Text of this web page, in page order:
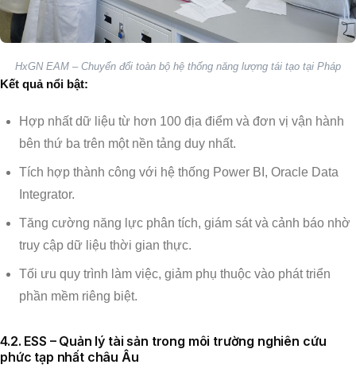
HxGN EAM – Chuyển đổi toàn bộ hệ thống năng lượng tái tạo tại Pháp
Kết quả nổi bật:
Hợp nhất dữ liệu từ hơn 100 địa điểm và đơn vị vận hành
bên thứ ba trên một nền tảng duy nhất.
Tích hợp thành công với hệ thống Power BI, Oracle Data
Integrator.
Tăng cường năng lực phân tích, giám sát và cảnh báo nhờ
truy cập dữ liệu thời gian thực.
Tối ưu quy trình làm việc, giảm phụ thuộc vào phát triển
phần mềm riêng biệt.
4.2. ESS – Quản lý tài sản trong môi trường nghiên cứu
phức tạp nhất châu Âu